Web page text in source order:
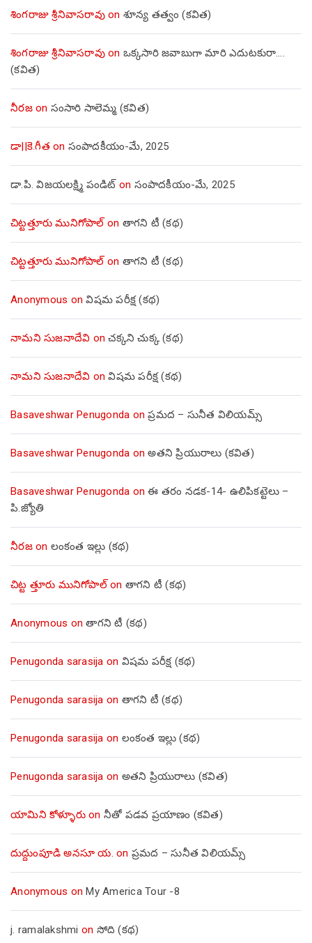
శింగరాజు శ్రీనివాసరావుon శూన్య తత్వం (కవిత)
శింగరాజు శ్రీనివాసరావుon ఒక్కసారి జవాబుగా మారి ఎదుటకురా….
(కవిత)
నీరజon సంసారి సాలెమ్మ (కవిత)
డా||కె.గీత on సంపాదకీయం-మే, 2025
డా.పి. విజయలక్ష్మి పండిట్ on సంపాదకీయం-మే, 2025
చిట్టత్తూరు మునిగోపాల్on తాగని టీ (కథ)
చిట్టత్తూరు మునిగోపాల్on తాగని టీ (కథ)
Anonymous onవిషమ పరీక్ష (క‌థ‌)
నామని సుజనాదేవి onచక్కని చుక్క (కథ)
నామని సుజనాదేవి onవిషమ పరీక్ష (క‌థ‌)
Basaveshwar Penugonda onప్రమద – సునీత విలియమ్స్
Basaveshwar Penugonda onఅతని ప్రియురాలు (కవిత)
Basaveshwar Penugonda onఈ తరం నడక-14- ఉలిపికట్టెలు –
పి.జ్యోతి
నీరజon లంకంత ఇల్లు (కథ)
చిట్ట త్తూరు మునిగోపాల్on తాగని టీ (కథ)
Anonymous onతాగని టీ (కథ)
Penugonda sarasija on విషమ పరీక్ష (క‌థ‌)
Penugonda sarasija on తాగని టీ (కథ)
Penugonda sarasija on లంకంత ఇల్లు (కథ)
Penugonda sarasija on అతని ప్రియురాలు (కవిత)
యామిని కోళ్ళూరుon నీతో పడవ ప్రయాణం (కవిత)
దుద్దుంపూడి అనసూ య. on ప్రమద – సునీత విలియమ్స్
Anonymous onMy America Tour -8
j. ramalakshmi on సోది (కథ)